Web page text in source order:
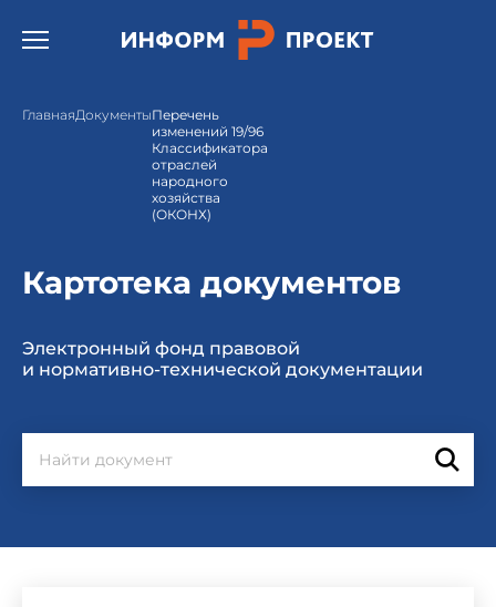
Открыть бургер меню.
ГлавнаяДокументыПеречень
изменений 19/96
Классификатора
отраслей
народного
хозяйства
(ОКОНХ)
Картотека документов
Электронный фонд правовой
и нормативно-технической документации